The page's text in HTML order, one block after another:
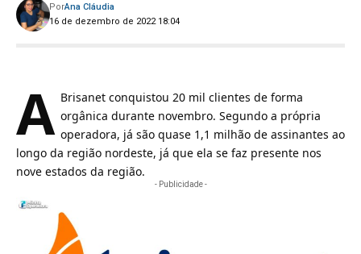
16 de dezembro de 2022 18:04
PorAna Cláudia
A Brisanet conquistou 20 mil clientes de forma
orgânica durante novembro. Segundo a própria
operadora, já são quase 1,1 milhão de assinantes ao
longo da região nordeste, já que ela se faz presente nos
nove estados da região.
- Publicidade -